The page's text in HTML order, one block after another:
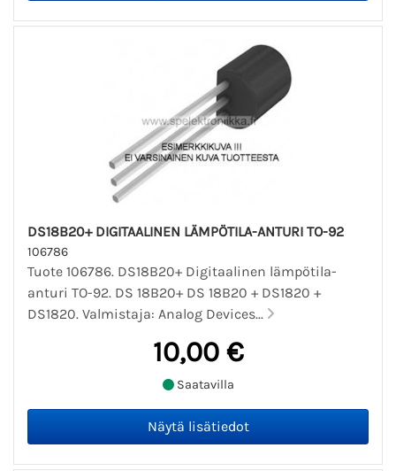
DS18B20+ DIGITAALINEN LÄMPÖTILA-ANTURI TO-92
106786
Tuote 106786. DS18B20+ Digitaalinen lämpötila-
anturi TO-92. DS 18B20+ DS 18B20 + DS1820 +
DS1820. Valmistaja: Analog Devices...
10,00 €
Saatavilla